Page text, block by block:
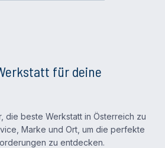
für deine
die beste Werkstatt in Österreich zu
Marke und Ort, um die perfekte
zu entdecken.